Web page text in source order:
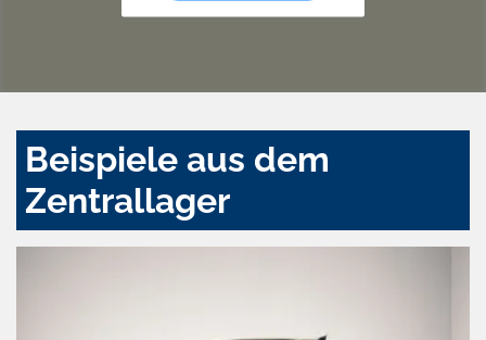
Beispiele aus dem
Zentrallager